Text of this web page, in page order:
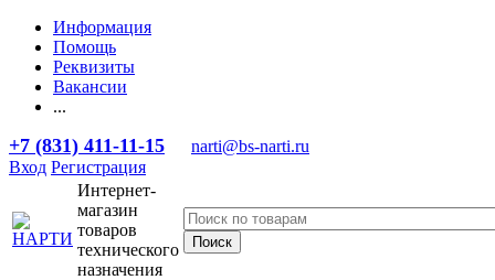
Информация
Помощь
Реквизиты
Вакансии
...
+7 (831) 411-11-15
narti@bs-narti.ru
Вход Регистрация
Интернет-
магазин
товаров
технического
назначения